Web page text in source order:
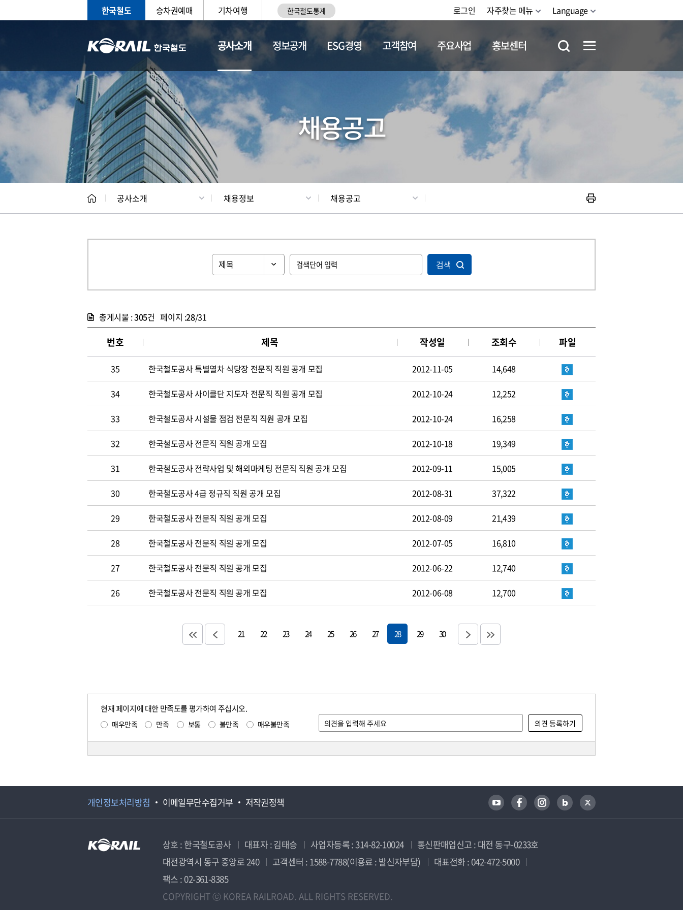
한국철도 승차권예매 기차여행 한국철도통계 로그인 자주찾는 메뉴 Language
공사소개
CEO 일반현황 채용정보
정보공개 ESG경영 고객참여 주요사업 홍보센터
채용공고
공사소개 채용정보 채용공고
검색
총게시물 :305건 페이지 :28/31
번호 제목 작성일 조회수 파일
35 한국철도공사 특별열차 식당장 전문직 직원 공개 모집 2012-11-05 14,648
34 한국철도공사 사이클단 지도자 전문직 직원 공개 모집 2012-10-24 12,252
33 한국철도공사 시설물 점검 전문직 직원 공개 모집 2012-10-24 16,258
32 한국철도공사 전문직 직원 공개 모집 2012-10-18 19,349
31 한국철도공사 전략사업 및 해외마케팅 전문직 직원 공개 모집 2012-09-11 15,005
30 한국철도공사 4급 정규직 직원 공개 모집 2012-08-31 37,322
29 한국철도공사 전문직 직원 공개 모집 2012-08-09 21,439
28 한국철도공사 전문직 직원 공개 모집 2012-07-05 16,810
27 한국철도공사 전문직 직원 공개 모집 2012-06-22 12,740
26 한국철도공사 전문직 직원 공개 모집 2012-06-08 12,700
21 22 23 24 25 26 27 28 29 30
현재 페이지에 대한 만족도를 평가하여 주십시오.
매우만족 만족 보통 불만족 매우불만족
개인정보처리방침 이메일무단수집거부 저작권정책
상호 : 한국철도공사 대표자 : 김태승 사업자등록 : 314-82-10024
통신판매업신고 : 대전 동구-0233호
대전광역시 동구 중앙로 240
고객센터 : 1588-7788(이용료 : 발신자부담)
대표전화 : 042-472-5000
팩스 : 02-361-8385
COPYRIGHT ⓒ KOREA RAILROAD. ALL RIGHTS RESERVED.